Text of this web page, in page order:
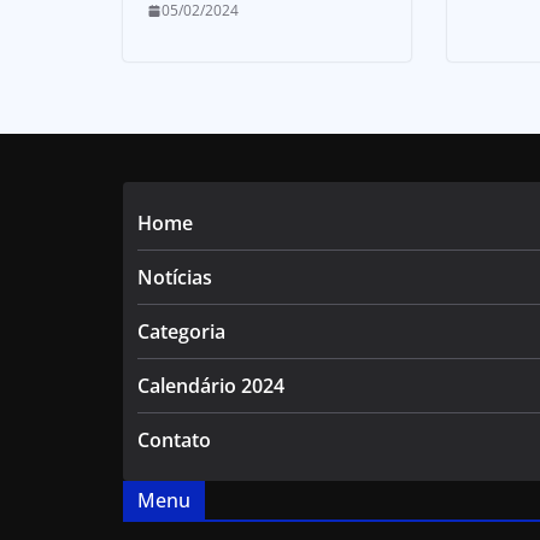
05/02/2024
Home
Notícias
Categoria
Calendário 2024
Contato
Menu